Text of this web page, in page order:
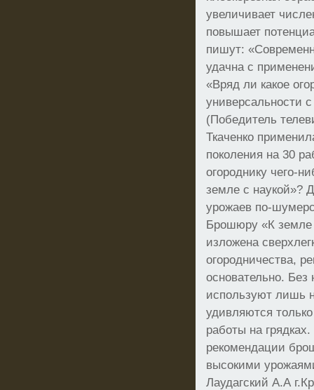
увеличивает
повышает
пишут:
удачна с
«Вряд ли какое
универсальности
(Победитель
Ткаченко
поколения на 30
огороднику чего-
земле с наукой»?
урожаев по-
Брошюру «К земле
изложена
огородничества,
основательно. Без
используют лишь
удивляются
работы на
рекомендации
высокими
Лаудагский А.А